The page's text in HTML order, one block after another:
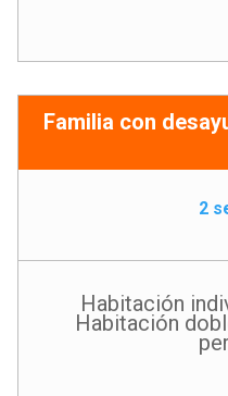
Familia con
2
Habitación
Habitación